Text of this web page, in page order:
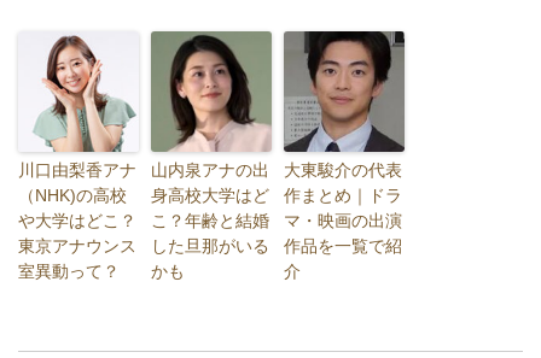
川口由梨香アナ
（NHK)の高校
や大学はどこ？
東京アナウンス
室異動って？
山内泉アナの出
身高校大学はど
こ？年齢と結婚
した旦那がいる
かも
大東駿介の代表
作まとめ｜ドラ
マ・映画の出演
作品を一覧で紹
介